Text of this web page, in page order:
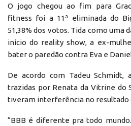
O jogo chegou ao fim para
fitness foi a 11ª eliminada do
51,38% dos votos. Tida como uma
início do reality show, a ex-
bater o paredão contra Eva e
De acordo com Tadeu Schmidt,
trazidas por Renata da Vitrine do
tiveram interferência no resultado
“BBB é diferente pra todo